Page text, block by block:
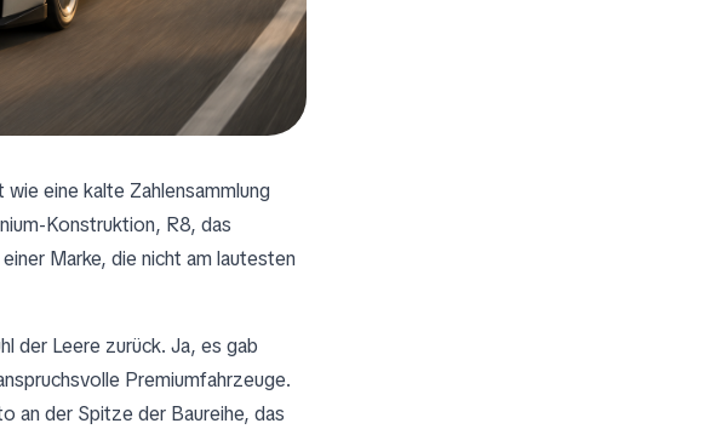
eine kalte Zahlensammlung
Konstruktion, R8, das
Marke, die nicht am lautesten
der Leere zurück. Ja, es gab
Premiumfahrzeuge.
an der Spitze der Baureihe, das